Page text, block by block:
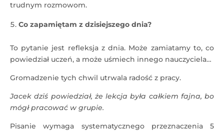
trudnym rozmowom.
Co zapamiętam z dzisiejszego dnia?
To pytanie jest refleksja z dnia. Może zamiatamy to, co
powiedział uczeń, a może uśmiech innego nauczyciela…
Gromadzenie tych chwil utrwala radość z pracy.
Jacek dziś powiedział, że lekcja była całkiem fajna, bo
mógł pracować w grupie.
Pisanie wymaga systematycznego przeznaczenia 5